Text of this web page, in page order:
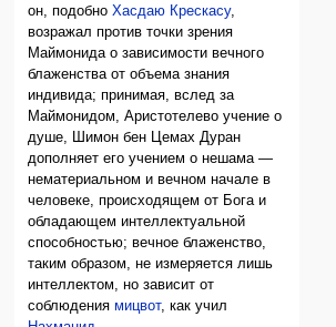
он, подобноХасдаю Крескасу,
возражал против точки зрения
Маймонида о зависимости вечного
блаженства от объема знания
индивида; принимая, вслед за
Маймонидом, Аристотелево учение о
душе, Шимон бен Цемах Дуран
дополняет его учением о нешама —
нематериальном и вечном начале в
человеке, происходящем от Бога и
обладающем интеллектуальной
способностью; вечное блаженство,
таким образом, не измеряется лишь
интеллектом, но зависит от
соблюдениямицвот, как учил